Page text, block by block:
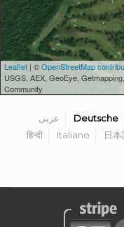
Leaflet | ©OpenStreetMap
USGS, AEX, GeoEye,
Community
عربى Deutsche
हिन्दी
Italiano 日本